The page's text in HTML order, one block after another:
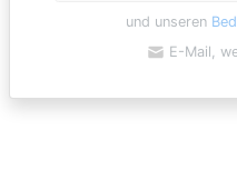
und unseren
E-Mail,